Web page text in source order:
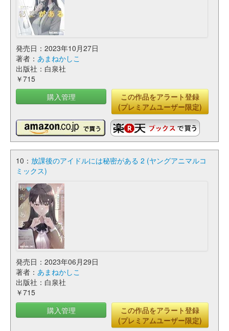
発売日：2023年10月27日
著者： あまねかしこ
出版社：白泉社
￥715
購入管理
この作品をアラート登録
(プレミアムユーザー限定)
10： 放課後のアイドルには秘密がある 2 (ヤングアニマルコ
ミックス)
発売日：2023年06月29日
著者： あまねかしこ
出版社：白泉社
￥715
購入管理
この作品をアラート登録
(プレミアムユーザー限定)